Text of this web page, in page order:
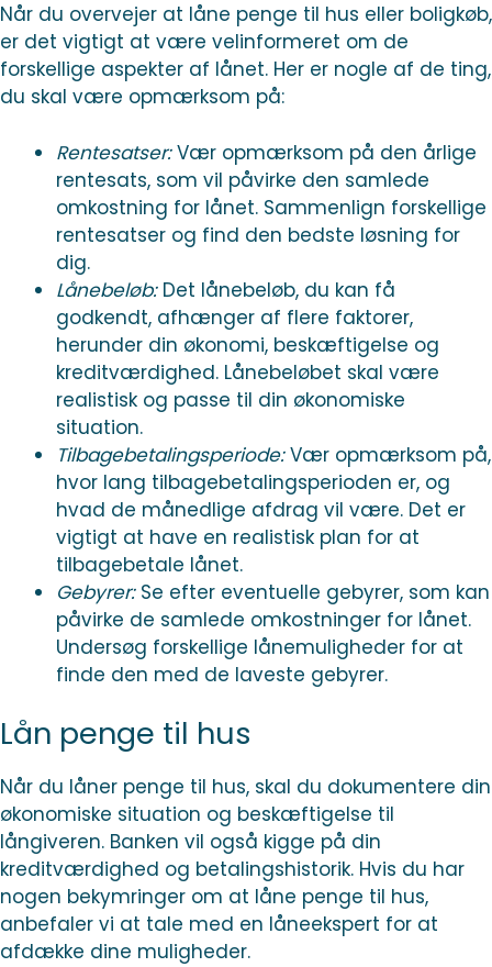
Når du overvejer at låne penge til hus eller boligkøb,
er det vigtigt at være velinformeret om de
forskellige aspekter af lånet. Her er nogle af de ting,
du skal være opmærksom på:
Rentesatser:Vær opmærksom på den årlige
rentesats, som vil påvirke den samlede
omkostning for lånet. Sammenlign forskellige
rentesatser og find den bedste løsning for
dig.
Lånebeløb:Det lånebeløb, du kan få
godkendt, afhænger af flere faktorer,
herunder din økonomi, beskæftigelse og
kreditværdighed. Lånebeløbet skal være
realistisk og passe til din økonomiske
situation.
Tilbagebetalingsperiode:Vær opmærksom på,
hvor lang tilbagebetalingsperioden er, og
hvad de månedlige afdrag vil være. Det er
vigtigt at have en realistisk plan for at
tilbagebetale lånet.
Gebyrer:Se efter eventuelle gebyrer, som kan
påvirke de samlede omkostninger for lånet.
Undersøg forskellige lånemuligheder for at
finde den med de laveste gebyrer.
Lån penge til hus
Når du låner penge til hus, skal du dokumentere din
økonomiske situation og beskæftigelse til
långiveren. Banken vil også kigge på din
kreditværdighed og betalingshistorik. Hvis du har
nogen bekymringer om at låne penge til hus,
anbefaler vi at tale med en låneekspert for at
afdække dine muligheder.